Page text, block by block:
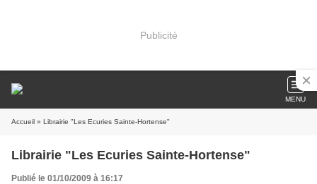
Publicité
MENU
Accueil » Librairie "Les Ecuries Sainte-Hortense"
Librairie "Les Ecuries Sainte-Hortense"
Publié le 01/10/2009 à 16:17